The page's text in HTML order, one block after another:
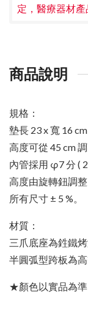
定，醫療器材產
商品說明
規格：
墊長 23 x 寬 16 cm
高度可從 45 cm 調
內管採用 φ7 分 (
高度由旋轉鈕調整
所有尺寸 ± 5 %。
材質：
三爪底座為鉎鐵烤
半圓弧型跨板為
★顏色以實品為準